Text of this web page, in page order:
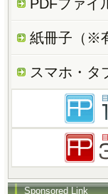
PDFファイ
紙冊子（※
スマホ・タ
Sponsored Link